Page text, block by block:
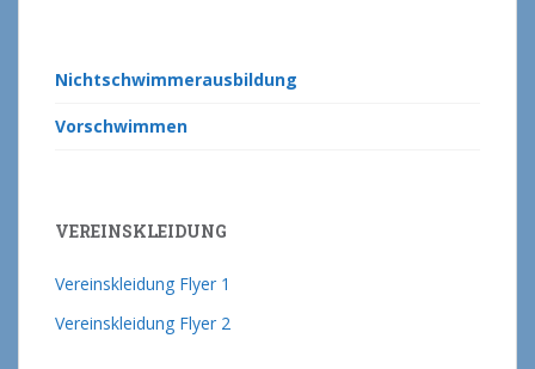
Nichtschwimmerausbildung
Vorschwimmen
VEREINSKLEIDUNG
Vereinskleidung Flyer 1
Vereinskleidung Flyer 2